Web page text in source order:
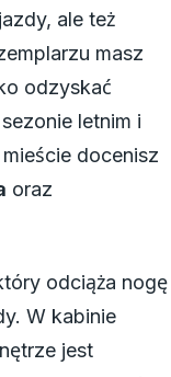
ale też
masz
odzyskać
letnim i
docenisz
oraz
odciąża nogę
W kabinie
jest